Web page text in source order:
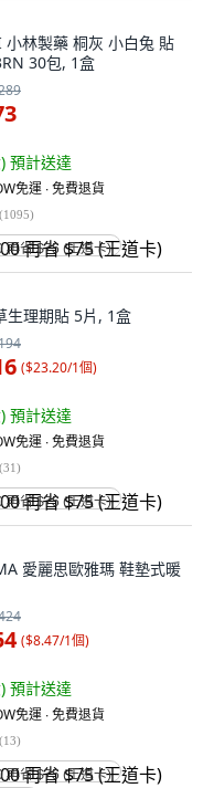
小林製藥 桐灰 小白兔 貼
30包, 1盒
預計送達
免運 ∙ 免費退貨
(1095)
再省 $75 (王道卡)
生理期貼 5片, 1盒
($23.20/1個)
預計送達
免運 ∙ 免費退貨
(31)
再省 $75 (王道卡)
愛麗思歐雅瑪 鞋墊式暖
($8.47/1個)
預計送達
免運 ∙ 免費退貨
(13)
再省 $75 (王道卡)